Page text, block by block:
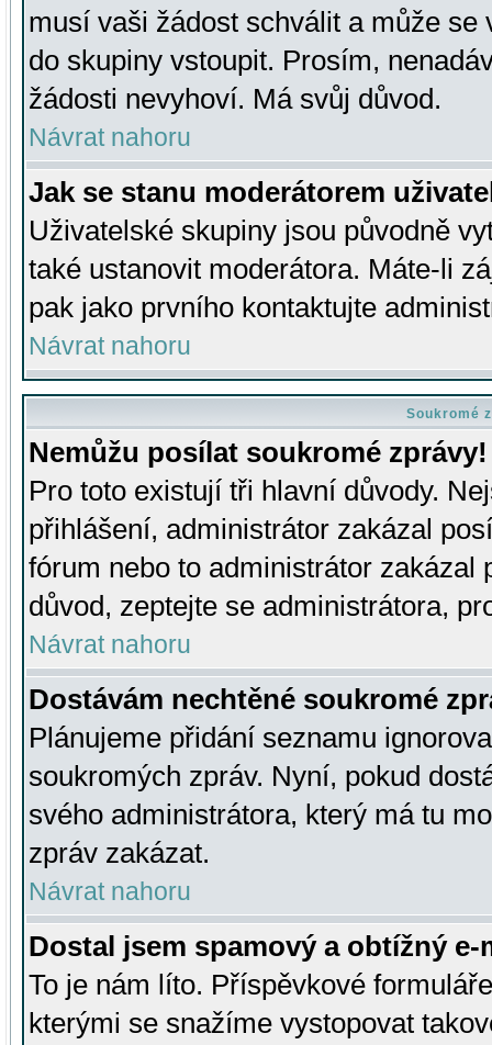
musí vaši žádost schválit a může se
do skupiny vstoupit. Prosím,
žádosti nevyhoví. Má svůj důvod.
Návrat nahoru
Jak se stanu moderátorem
Uživatelské skupiny jsou původně
také ustanovit moderátora. Máte-li
pak jako prvního kontaktujte
Návrat nahoru
Soukromé
Nemůžu posílat soukromé zprávy!
Pro toto existují tři hlavní důvody.
přihlášení, administrátor zakázal
fórum nebo to administrátor zakázal
důvod, zeptejte se administrátora,
Návrat nahoru
Dostávám nechtěné soukromé
Plánujeme přidání seznamu
soukromých zpráv. Nyní, pokud
svého administrátora, který má tu
zpráv zakázat.
Návrat nahoru
Dostal jsem spamový a obtížný
To je nám líto. Příspěvkové
kterými se snažíme vystopovat